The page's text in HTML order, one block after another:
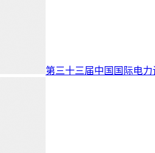
第三十三届中国国际电